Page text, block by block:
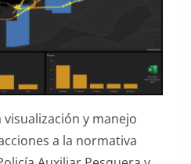
y manejo
a la normativa